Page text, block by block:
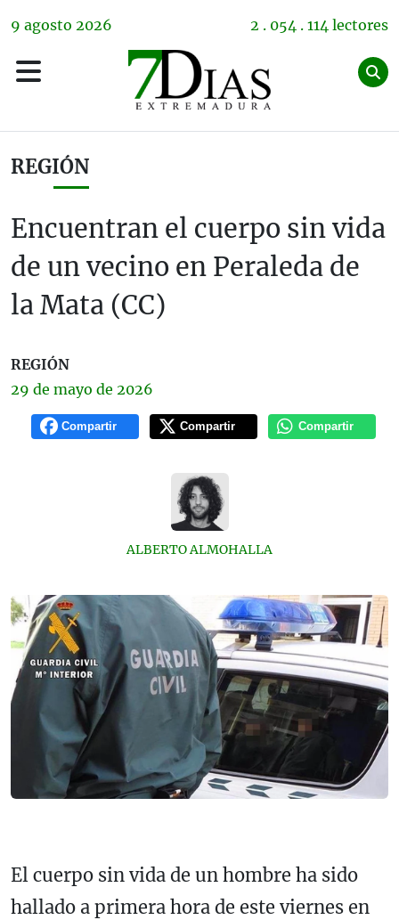
9 agosto 2026 2 . 054 . 114 lectores
REGIÓN
Encuentran el cuerpo sin vida
de un vecino en Peraleda de
la Mata (CC)
REGIÓN
29 de mayo de 2026
Compartir Compartir Compartir
ALBERTO ALMOHALLA
El cuerpo sin vida de un hombre ha sido
hallado a primera hora de este viernes en